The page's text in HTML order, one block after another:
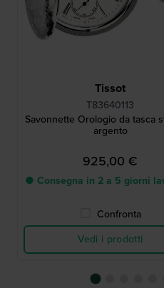
Tissot
T83640113
Savonnette Orologio da tasca
argento
925,00 €
● Consegna in 2 a 5 giorni
Confronta
Vedi i prodotti